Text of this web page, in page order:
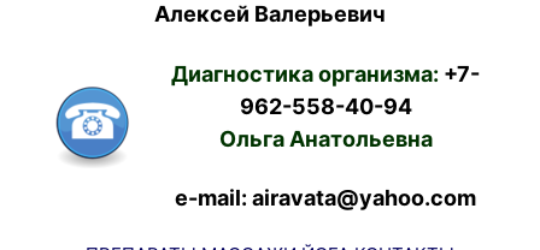
Алексей Валерьевич
Диагностика организма: +7-
962-558-40-94
Ольга Анатольевна
e-mail: airavata@yahoo.com